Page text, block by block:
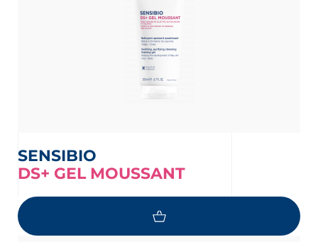
SENSIBIO
DS+ GEL MOUSSANT